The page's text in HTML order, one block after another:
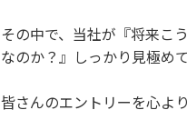
その中で、当社が『将来こ
なのか？』しっかり見極め
皆さんのエントリーを心よ